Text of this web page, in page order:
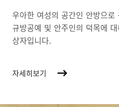
우아한 여성의 공간인 안방으로
규방공예 및 안주인의 덕목에
상자입니다.
자세히보기